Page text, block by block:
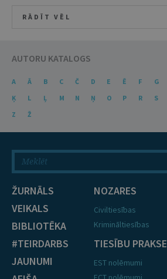
RĀDĪT VĒL
AUTORU KATALOGS
A Ā B C Č D E Ē F G
Ķ
L Ļ M N Ņ O P R S
Z
Ž
ŽURNĀLS
VEIKALS
BIBLIOTĒKA
#TEIRDARBS
JAUNUMI
NOZARES
Civiltiesības
Krimināltiesības
TIESĪBU PRAKSE
EST nolēmumi